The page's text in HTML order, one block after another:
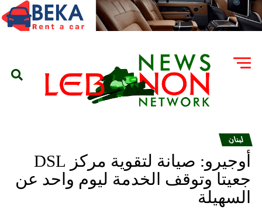
لبنان
أوجيرو: صيانة لتقوية مركز DSL
جعيتا وتوقف الخدمة ليوم واحد عن
السهيلة